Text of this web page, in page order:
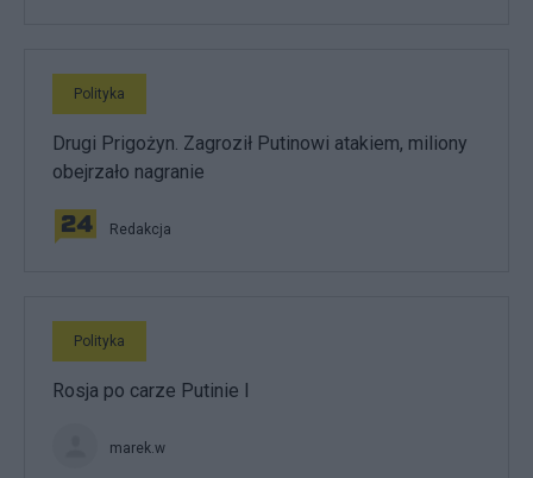
Polityka
Drugi Prigożyn. Zagroził Putinowi atakiem, miliony
obejrzało nagranie
Redakcja
Polityka
Rosja po carze Putinie I
marek.w